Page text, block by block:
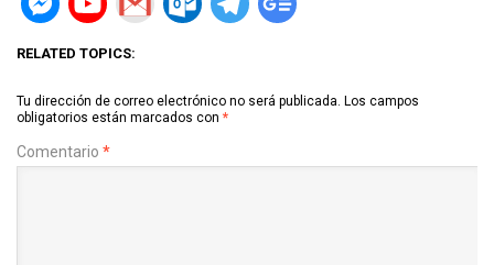
RELATED TOPICS:
Tu dirección de correo electrónico no será publicada. Los campos
obligatorios están marcados con *
Comentario *